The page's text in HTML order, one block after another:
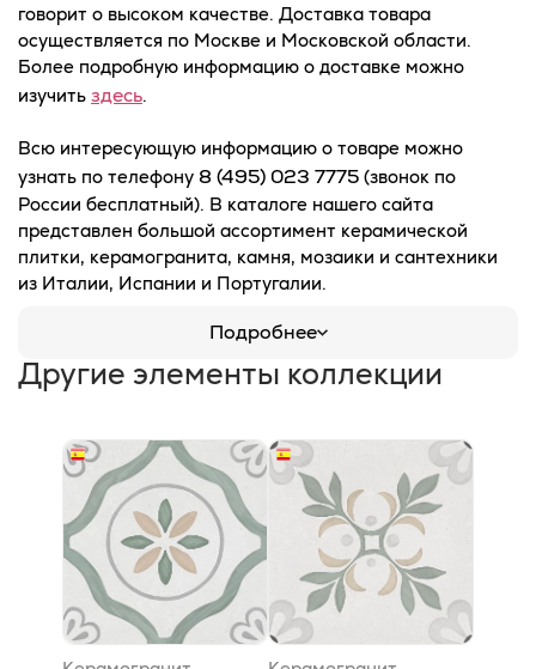
говорит о высоком качестве. Доставка товара
осуществляется по Москве и Московской области.
Более подробную информацию о доставке можно
изучить здесь.
Всю интересующую информацию о товаре можно
узнать по телефону 8 (495) 023 7775 (звонок по
России бесплатный). В каталоге нашего сайта
представлен большой ассортимент керамической
плитки, керамогранита, камня, мозаики и сантехники
из Италии, Испании и Португалии.
Подробнее
Другие элементы коллекции